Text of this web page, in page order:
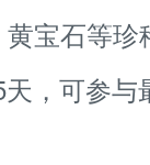
宝石等珍
，可参与